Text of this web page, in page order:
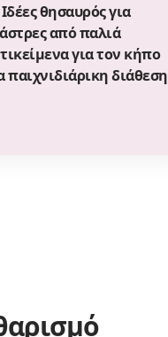
θησαυρός για
από παλιά
για τον κήπο
παιχνιδιάρικη διάθεση